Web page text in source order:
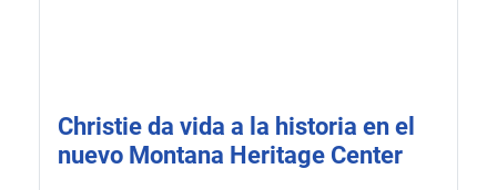
Christie da vida a la historia en el
nuevo Montana Heritage Center